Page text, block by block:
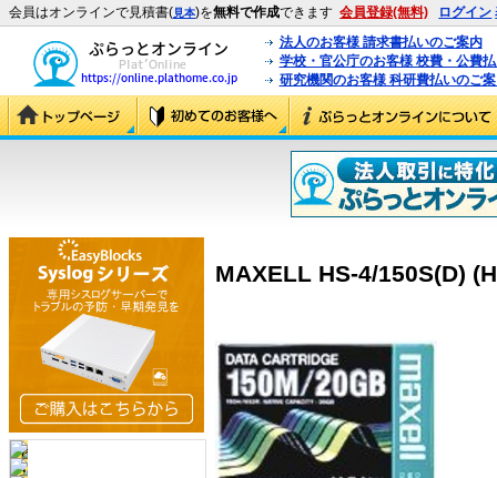
会員はオンラインで見積書(見本)を無料で作成できます 会員登録(無料) ログイン
法人のお客様 請求書払いのご案内
学校・官公庁のお客様 校費・公費
研究機関のお客様 科研費払いのご
MAXELL HS-4/150S(D)